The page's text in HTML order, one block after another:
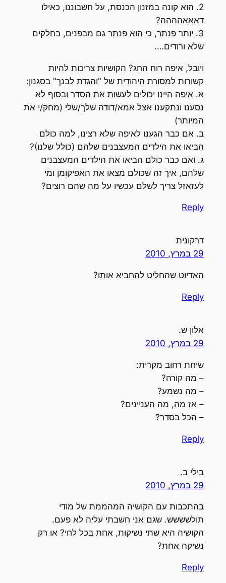
2. הוא קונה במזנון הכנסת, על חשבוננו, כאילו
דאאאהההה?
3. יותר פנתר, כי הוא פנתר גם מבפנים, בחלקים
שלא ורודים….
ויובל, איפה רוח החג? הקושיות צריכות להיות
קשורות למסורת היהודית של "והגדת לבנך" בסגנון:
א. איפה היינו יכולים לעשות את הסדר ובסוף לא
נסענו ונתקענו אצל אמא/דודה שלך/שלי (מחק/י את
המיותר)
ב. אם כבר הגענו לאיפה שלא רצינו, למה כולם
הביאו את הילדים המעצבנים שלהם (כולל שלנו)?
ג. ואם כבר כולם הביאו את הילדים המעצבנים
שלהם, איך זה שכולם מצאו את האפיקומן ומי
לעזאזל צריך לשלם עכשיו על מה שהם רוצים?
Reply
דרקונית
29 במרץ, 2010
האדיוט שהחליט להחביא אותו?
Reply
אלון ש.
29 במרץ, 2010
שיחת רחוב מקרית:
– מה קורה?
– מה נשמע?
– אז מה, מה העניינים?
– הכל בסדר?
Reply
בילי ב.
29 במרץ, 2010
בהתכבות עם הקושיה המהממת של מודי
תולשששש. שגם אני חשבתי עליה לא פעם.
הקושיה היא שתי נשיקות, אחת בכל לחי? או רק
נשיקה אחת?
Reply